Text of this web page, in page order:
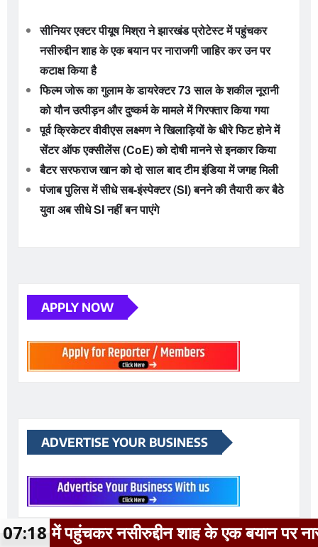
सीनियर एक्टर पीयूष मिश्रा ने झारखंड प्रोटेस्ट में पहुंचकर
नसीरुद्दीन शाह के एक बयान पर नाराजगी जाहिर कर उन पर
कटाक्ष किया है
फिल्म जोरू का गुलाम के डायरेक्टर 73 साल के शकील नूरानी
को यौन उत्पीड़न और दुष्कर्म के मामले में गिरफ्तार किया गया
पूर्व क्रिकेटर वीवीएस लक्ष्मण ने खिलाड़ियों के धीरे फिट होने में
सेंटर ऑफ एक्सीलेंस (CoE) को दोषी मानने से इनकार किया
बैटर सरफराज खान को दो साल बाद टीम इंडिया में जगह मिली
पंजाब पुलिस में सीधे सब-इंस्पेक्टर (SI) बनने की तैयारी कर बैठे
युवा अब सीधे SI नहीं बन पाएंगे
APPLY NOW
ADVERTISE YOUR BUSINESS
शाह के एक बयान पर नाराजगी जाहिर कर उन
07:18